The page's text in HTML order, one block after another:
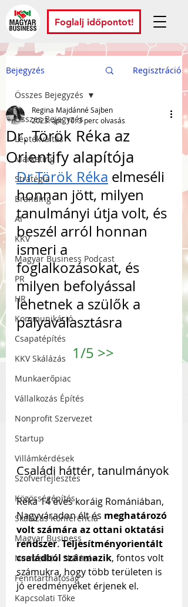
Foglalj időpontot!
Bejegyzés Regisztráció
Összes Bejegyzés
Léptékváltás
Marketing
Stratégia
Branding
AI
KKV
Magyar Business Podcast
PR
HR
Kommunikáció
Csapatépítés
KKV Skálázás
Munkaerőpiac
Vállalkozás Építés
Nonprofit Szervezet
Startup
Villámkérdések
Szofverfejlesztés
Közösségépítés
Skálázás Konferencia
Magyar Business
Nemzetközi Skálázás
Fenntarthatóság
Kapcsolati Tőke
Összes Bejegyzés
Dr. Török Réka az
Orientify alapítója
Regina Majdánné Sajben
2023. ápr. 10.3 perc olvasás
Dr.Török Réka elmeséli
honnan jött, milyen
tanulmányi útja volt, és
beszél arról honnan
ismeri a
foglalkozásokat, és
milyen befolyással
lehetnek a szülők a
pályaválasztásra
1/5 >>
Családi háttér, tanulmányok
Réka 14 éves koráig Romániában,
Nagyváradon élt és meghatározó
volt számára az ottani oktatási
rendszer. Teljesítményorientált
családból származik, fontos volt
számukra, hogy több területen is
jó eredményeket érjenek el.